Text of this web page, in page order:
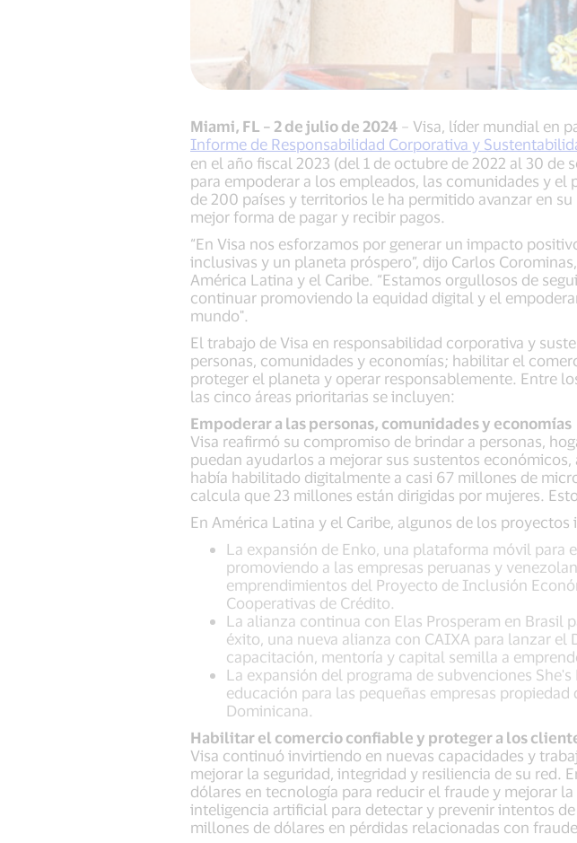
Miami, FL – 2 de julio de 2024 – Visa, líder mundial en
Informe de Responsabilidad Corporativa y
en el año fiscal 2023 (del 1 de octubre de 2022 al 30
para empoderar a los empleados, las comunidades y
de 200 países y territorios le ha permitido avanzar en
mejor forma de pagar y recibir pagos.
“En Visa nos esforzamos por generar un impacto
inclusivas y un planeta próspero”, dijo Carlos
América Latina y el Caribe. “Estamos orgullosos de
continuar promoviendo la equidad digital y el
mundo".
El trabajo de Visa en responsabilidad corporativa y
personas, comunidades y economías; habilitar el
proteger el planeta y operar responsablemente. Entre
las cinco áreas prioritarias se incluyen:
Empoderar a las personas, comunidades y economías
Visa reafirmó su compromiso de brindar a personas,
puedan ayudarlos a mejorar sus sustentos
había habilitado digitalmente a casi 67 millones de
calcula que 23 millones están dirigidas por mujeres.
En América Latina y el Caribe, algunos de los proyectos
La expansión de Enko, una plataforma móvil para
promoviendo a las empresas peruanas y
emprendimientos del Proyecto de Inclusión
Cooperativas de Crédito.
La alianza continua con Elas Prosperam en Brasil
éxito, una nueva alianza con CAIXA para lanzar el
capacitación, mentoría y capital semilla a
La expansión del programa de subvenciones
educación para las pequeñas empresas
Dominicana.
Habilitar el comercio confiable y proteger a los
Visa continuó invirtiendo en nuevas capacidades y
mejorar la seguridad, integridad y resiliencia de su red.
dólares en tecnología para reducir el fraude y mejorar
inteligencia artificial para detectar y prevenir intentos
millones de dólares en pérdidas relacionadas con fraude.